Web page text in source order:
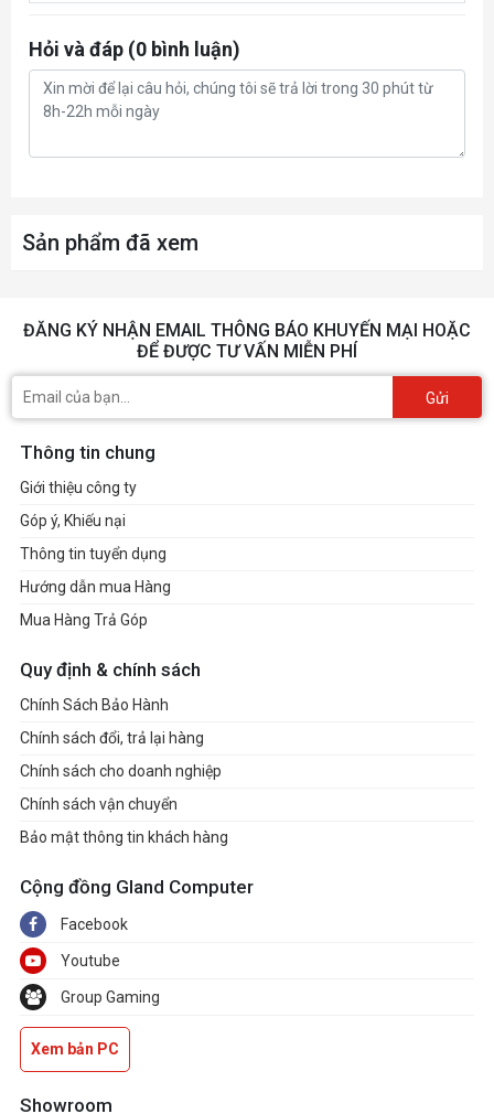
Hỏi và đáp (0 bình luận)
Sản phẩm đã xem
ĐĂNG KÝ NHẬN EMAIL THÔNG BÁO KHUYẾN MẠI HOẶC
ĐỂ ĐƯỢC TƯ VẤN MIỄN PHÍ
Gửi
Thông tin chung
Giới thiệu công ty
Góp ý, Khiếu nại
Thông tin tuyển dụng
Hướng dẫn mua Hàng
Mua Hàng Trả Góp
Quy định & chính sách
Chính Sách Bảo Hành
Chính sách đổi, trả lại hàng
Chính sách cho doanh nghiệp
Chính sách vận chuyển
Bảo mật thông tin khách hàng
Cộng đồng Gland Computer
Facebook
Youtube
Group Gaming
Xem bản PC
Showroom